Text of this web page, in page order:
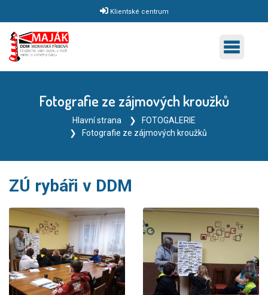
Klientské centrum
Fotografie ze zájmových kroužků
Hlavní strana
FOTOGALERIE
Fotografie ze zájmových kroužků
ZÚ rybáři v DDM